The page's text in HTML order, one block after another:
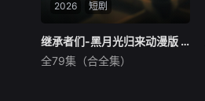
2026 短剧
继承者们-黑月光归来动漫版 Ai漫剧
未知
继承者们-黑月光归来动漫版 Ai漫剧
全79集（合全集）